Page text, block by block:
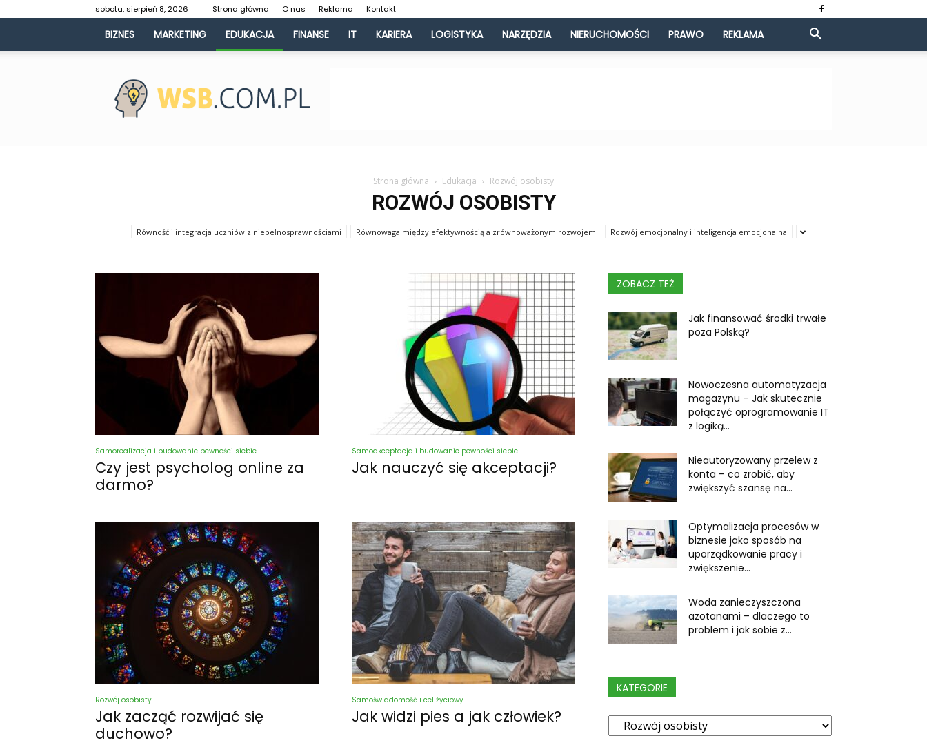
sobota, sierpień 8, 2026 Strona główna O nas Reklama Kontakt
BIZNES MARKETING EDUKACJA FINANSE IT KARIERA LOGISTYKA NARZĘDZIA NIERUCHOMOŚCI PRAWO REKLAMA
Strona główna Edukacja Rozwój osobisty
ROZWÓJ OSOBISTY
Równość i integracja uczniów z niepełnosprawnościami Równowaga między efektywnością a zrównoważonym rozwojem Rozwój emocjonalny i inteligencja emocjonalna
Samorealizacja i budowanie pewności siebie
Czy jest psycholog online za
darmo?
Samoakceptacja i budowanie pewności siebie
Jak nauczyć się akceptacji?
Rozwój osobisty
Jak zacząć rozwijać się
duchowo?
Samoświadomość i cel życiowy
Jak widzi pies a jak człowiek?
ZOBACZ TEŻ
Jak finansować środki trwałe
poza Polską?
Nowoczesna automatyzacja
magazynu – Jak skutecznie
połączyć oprogramowanie IT
z logiką...
Nieautoryzowany przelew z
konta – co zrobić, aby
zwiększyć szansę na...
Optymalizacja procesów w
biznesie jako sposób na
uporządkowanie pracy i
zwiększenie...
Woda zanieczyszczona
azotanami – dlaczego to
problem i jak sobie z...
KATEGORIE
Kategorie